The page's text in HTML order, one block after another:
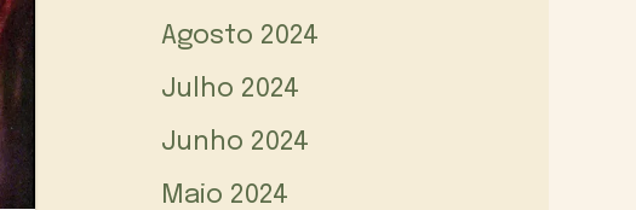
Agosto 2024
Julho 2024
Junho 2024
Maio 2024